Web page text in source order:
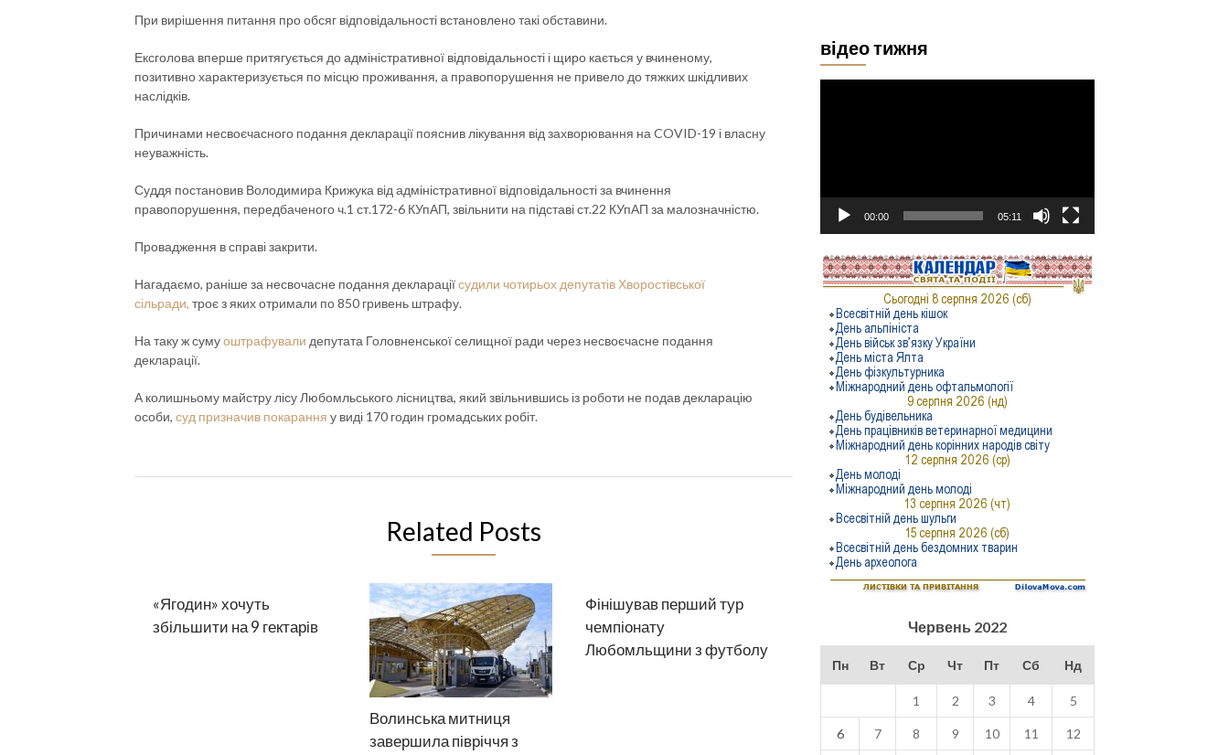
При вирішення питання про обсяг відповідальності встановлено такі обставини.
Ексголова вперше притягується до адміністративної відповідальності і щиро кається у вчиненому,
позитивно характеризується по місцю проживання, а правопорушення не привело до тяжких шкідливих
наслідків.
Причинами несвоєчасного подання декларації пояснив лікування від захворювання на COVID-19 і власну
неуважність.
Суддя постановив Володимира Крижука від адміністративної відповідальності за вчинення
правопорушення, передбаченого ч.1 ст.172-6 КУпАП, звільнити на підставі ст.22 КУпАП за малозначністю.
Провадження в справі закрити.
Нагадаємо, раніше за несвочасне подання деклараціїсудили чотирьох депутатів Хворостівської
сільради, троє з яких отримали по 850 гривень штрафу.
На таку ж сумуоштрафували депутата Головненської селищної ради через несвоєчасне подання
декларації.
А колишньому майстру лісу Любомльського лісництва, який звільнившись із роботи не подав декларацію
особи, суд призначив покарання у виді 170 годин громадських робіт.
Related Posts
«Ягодин» хочуть
збільшити на 9 гектарів
Волинська митниця
завершила півріччя з
Фінішував перший тур
чемпіонату
Любомльщини з футболу
відео тижня
00:00 05:11
Червень 2022
Пн Вт Ср Чт Пт Сб Нд
1 2 3 4 5
6 7 8 9 10 11 12